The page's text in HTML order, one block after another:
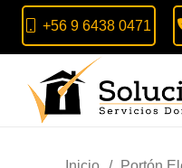
+56 9 6438 0471